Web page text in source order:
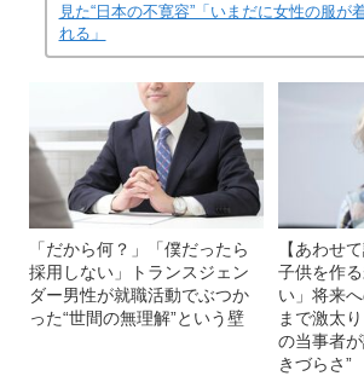
見た“日本の不寛容”「いまだに女性の服が
れる」
「だから何？」「僕だったら
採用しない」トランスジェン
ダー男性が就職活動でぶつか
った“世間の無理解”という壁
【あわせ
子供を作
い」将来
まで激太
の当事者
きづらさ”